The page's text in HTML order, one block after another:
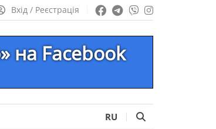
Вхід / Реєстрація
на Facebook
RU